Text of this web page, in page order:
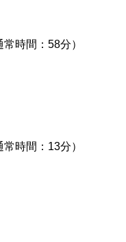
常時間：58分）
常時間：13分）